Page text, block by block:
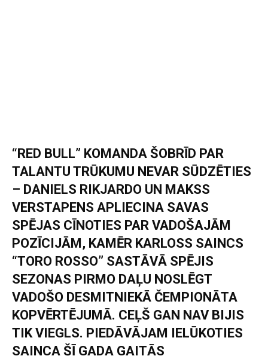
“RED BULL” KOMANDA ŠOBRĪD PAR
TALANTU TRŪKUMU NEVAR SŪDZĒTIES
– DANIELS RIKJARDO UN MAKSS
VERSTAPENS APLIECINA SAVAS
SPĒJAS CĪNOTIES PAR VADOŠAJĀM
POZĪCIJĀM, KAMĒR KARLOSS SAINCS
“TORO ROSSO” SASTĀVĀ SPĒJIS
SEZONAS PIRMO DAĻU NOSLĒGT
VADOŠO DESMITNIEKĀ ČEMPIONĀTA
KOPVĒRTĒJUMĀ. CEĻŠ GAN NAV BIJIS
TIK VIEGLS. PIEDĀVĀJAM IELŪKOTIES
SAINCA ŠĪ GADA GAITĀS